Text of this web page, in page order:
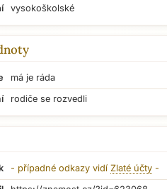
vysokoškolské
má je ráda
rodiče se rozvedli
- případné odkazy vidí Zlaté účty -